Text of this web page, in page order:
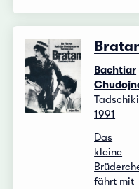
Bachtiar
1991
Das
kleine
fährt mit